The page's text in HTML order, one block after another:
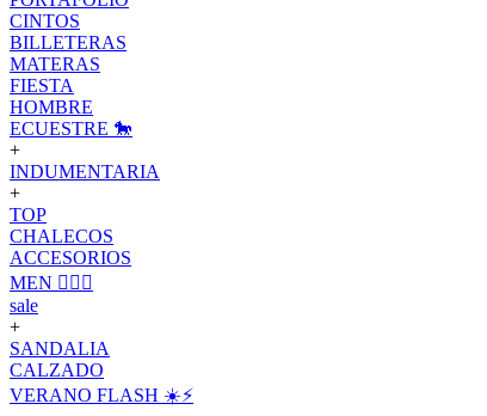
CINTOS
BILLETERAS
MATERAS
FIESTA
HOMBRE
ECUESTRE 🐎
+
INDUMENTARIA
+
TOP
CHALECOS
ACCESORIOS
MEN 🙋🏽‍♂️
sale
+
SANDALIA
CALZADO
VERANO FLASH ☀️⚡️